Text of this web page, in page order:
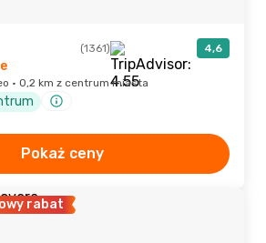
(1361) 4,6
· 0,2 km z centrum miasta
Pokaż ceny
rabat